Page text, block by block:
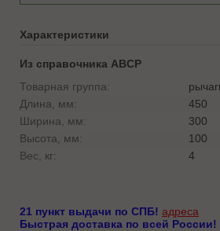
Характеристики
Из справочника ABCP
Товарная группа:
Длина, мм:
450
Ширина, мм:
300
Высота, мм:
100
Вес, кг:
4
21 пункт выдачи по СПБ! адреса
Быстрая доставка по всей России!